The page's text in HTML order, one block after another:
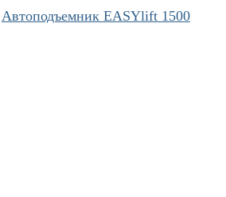
Автоподъемник EASYlift 1500